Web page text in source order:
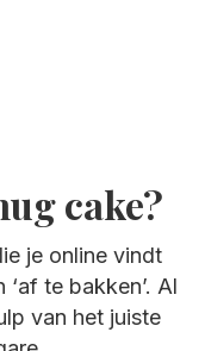
cake?
je online vindt
te bakken’. Al
van het juiste